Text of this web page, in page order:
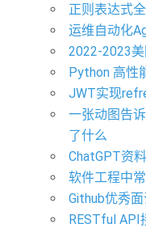
正则表达式
运维自动化
2022-2023
Python 高性
JWT实现
一张动图告
了什么
ChatGPT资
软件工程中
Github优秀
RESTful API